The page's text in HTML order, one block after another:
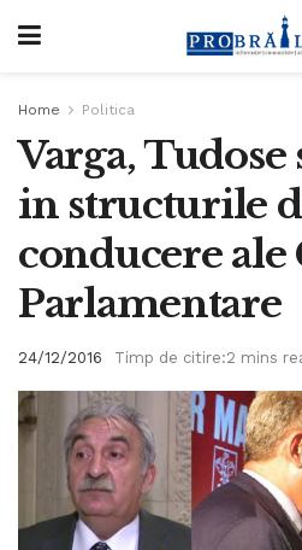
Home Politica
Varga, Tudose
in structurile
conducere
Parlamentare
24/12/2016 Timp de citire:2 mins